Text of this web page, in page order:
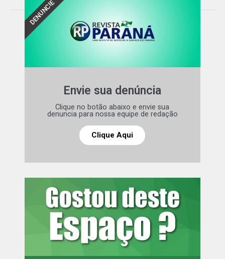
da competição.
Remo começa melhor, mas Atlético-MG reage
para o goleiro Éverson.
O Atlético-MG buscou o empate aos 34 minutos. Preciado
avançou pelo lado direito, entrou na área e cruzou para
Reinier. O meia apareceu bem posicionado e cabeceou
para deixar tudo igual.
São Paulo perde de virada para o Grêmio e chega ao
oitavo jogo sem vencer no Brasileirão
Leia mais:
Palmeiras e Santos
empatam em clássico marcado por
despedida do Allianz Parque e gol
anulado no fim
A virada mineira veio apenas quatro minutos depois.
Envie sua denúncia
Clique no botão abaixo e envie sua
denuncia para nossa equipe de redação
Clique Aqui
DENUNCIE